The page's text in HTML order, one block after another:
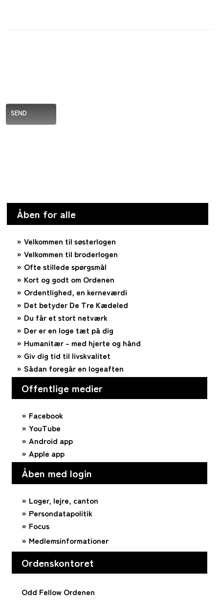
SEND
Åben for alle
Velkommen til søsterlogen
Velkommen til broderlogen
Ofte stillede spørgsmål
Kort og godt om Ordenen
Ordentlighed, en kerneværdi
Det betyder De Tre Kædeled
Du får et stort netværk
Der er en loge tæt på dig
Humanitær – med hjerte og hånd
Giv dig tid til livskvalitet
Sådan foregår en logeaften
Offentlige medier
Facebook
YouTube
Android app
Apple app
Åben med login
Loger, lejre, canton
Persondatapolitik
Focus
Medlemsinformationer
Ordenskontoret
Odd Fellow Ordenen